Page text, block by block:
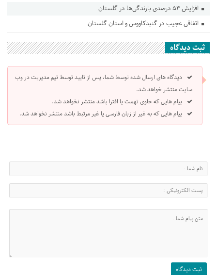
افزایش ۵۳ درصدی بارندگی‌ها در گلستان
اتفاقی عجیب در‌ گنبدکاووس و استان گلستان
ثبت دیدگاه
دیدگاه های ارسال شده توسط شما، پس از تایید توسط تیم مدیریت در وب
سایت منتشر خواهد شد.
پیام هایی که حاوی تهمت یا افترا باشد منتشر نخواهد شد.
پیام هایی که به غیر از زبان فارسی یا غیر مرتبط باشد منتشر نخواهد شد.